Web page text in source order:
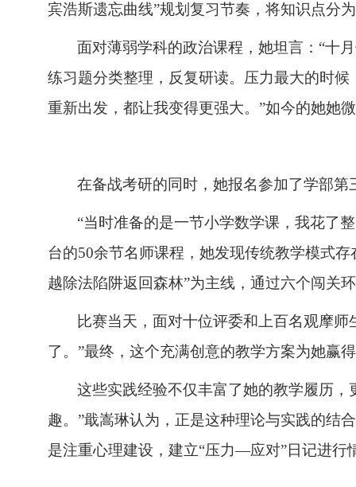
宾浩斯遗忘曲线”规划复习节奏，将知识点分
面对薄弱学科的政治课程，她坦言： “十
练习题分类整理，反复研读。压力最大的时
重新出发，都让我变得更强大。 ”如今的她她
在备战考研的同时，她报名参加了学部
“当时准备的是一节小学数学课，我花了
台的50余节名师课程，她发现传统教学模式
越除法陷阱返回森林”为主线，通过六个闯关
比赛当天，面对十位评委和上百名观摩
了。”最终，这个充满创意的教学方案为她赢
这些实践经验不仅丰富了她的教学履历
趣。”戢嵩琳认为，正是这种理论与实践的结
是注重心理建设，建立“压力—应对”日记进行